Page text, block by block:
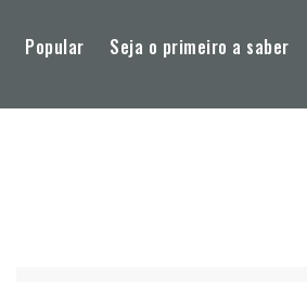
Popular Seja o primeiro a saber